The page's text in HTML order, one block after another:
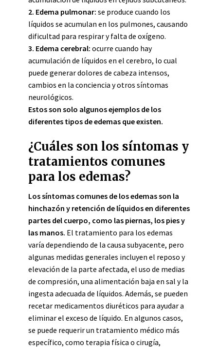
2. Edema pulmonar: se produce cuando los
líquidos se acumulan en los pulmones, causando
dificultad para respirar y falta de oxígeno.
3. Edema cerebral: ocurre cuando hay
acumulación de líquidos en el cerebro, lo cual
puede generar dolores de cabeza intensos,
cambios en la conciencia y otros síntomas
neurológicos.
Estos son solo algunos ejemplos de los
diferentes tipos de edemas que existen.
¿Cuáles son los síntomas y
tratamientos comunes
para los edemas?
Los síntomas comunes de los edemas son la
hinchazón y retención de líquidos en diferentes
partes del cuerpo, como las piernas, los pies y
las manos. El tratamiento para los edemas
varía dependiendo de la causa subyacente, pero
algunas medidas generales incluyen el reposo y
elevación de la parte afectada, el uso de medias
de compresión, una alimentación baja en sal y la
ingesta adecuada de líquidos. Además, se pueden
recetar medicamentos diuréticos para ayudar a
eliminar el exceso de líquido. En algunos casos,
se puede requerir un tratamiento médico más
específico, como terapia física o cirugía,